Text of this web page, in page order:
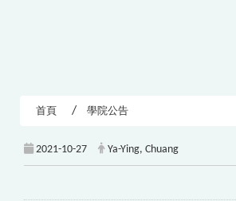
首頁 學院公告
2021-10-27 Ya-Ying, Chuang